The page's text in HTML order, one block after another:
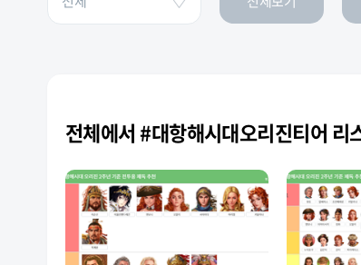
전체에서 #대항해시대오리진티어 리